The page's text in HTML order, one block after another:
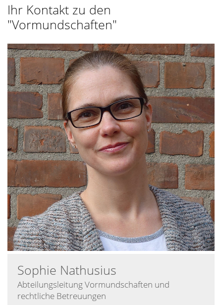
Ihr Kontakt zu den
"Vormundschaften"
Sophie Nathusius
Abteilungsleitung Vormundschaften und
rechtliche Betreuungen